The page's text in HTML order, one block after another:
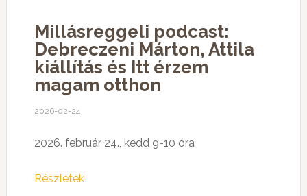
Millásreggeli podcast:
Debreczeni Márton, Attila
kiállítás és Itt érzem
magam otthon
2026-02-24
2026. február 24., kedd 9-10 óra
Részletek